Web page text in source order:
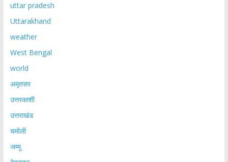
uttar pradesh
Uttarakhand
weather
West Bengal
world
अमृतसर
उत्तरकाशी
उत्तराखंड
चमोली
जम्मू